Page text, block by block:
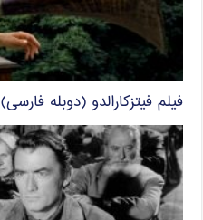
فیلم فیتزکارالدو (دوبله فارسی)